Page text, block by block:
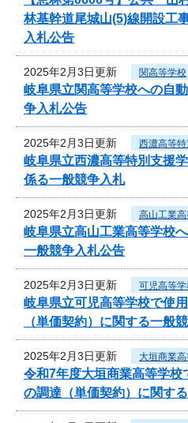
林基幹道尾城山(5)線開設工
入札公告
2025年2月3日更新 関高等学校
岐阜県立関高等学校への自
争入札公告
2025年2月3日更新 西濃高等
岐阜県立西濃高等特別支援
係る一般競争入札
2025年2月3日更新 高山工業
岐阜県立高山工業高等学校
一般競争入札公告
2025年2月3日更新 可児高等
岐阜県立可児高等学校で使
（単価契約）に関する一般
2025年2月3日更新 大垣商業
令和7年度大垣商業高等学校
の調達（単価契約）に関す